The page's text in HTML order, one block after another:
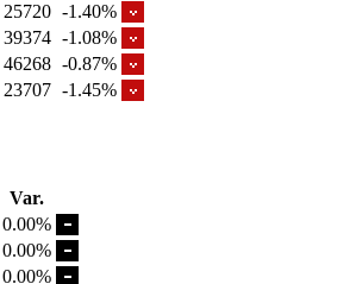
25720 -1.40%
39374 -1.08%
46268 -0.87%
23707 -1.45%
Var.
0.00%
0.00%
0.00%